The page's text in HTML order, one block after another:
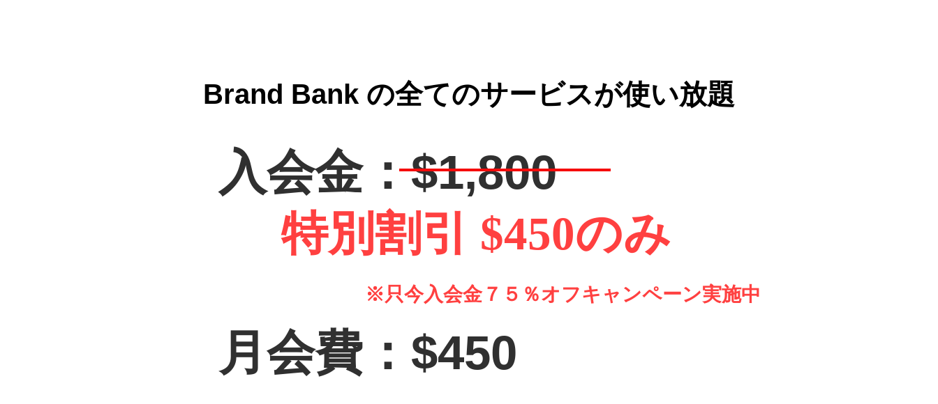
Brand Bank の全てのサービスが使い放題
入会金：$1,800
特別割引 $450のみ
※只今入会金７５％オフキャンペーン実施中
月会費：$450